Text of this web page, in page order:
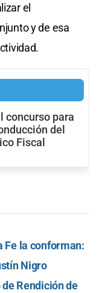
el
y de esa
concurso para
del
Fiscal
Fe la conforman:
Nigro
Rendición de